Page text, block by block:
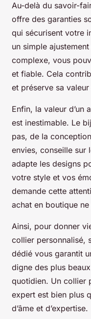
Au-delà du savoir-
offre des garanties
qui sécurisent votre
un simple
complexe, vous
et fiable. Cela
et préserve sa
Enfin, la valeur d’un
est inestimable. Le
pas, de la
envies, conseille sur
adapte les designs
votre style et vos
demande cette
achat en boutique
Ainsi, pour donner
collier personnalisé,
dédié vous garantit
digne des plus
quotidien. Un collier
expert est bien plus
d’âme et d’expertise.